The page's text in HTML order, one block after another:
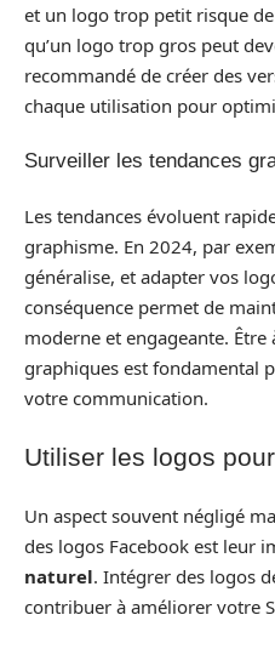
et un logo trop petit risque
qu’un logo trop gros peut
recommandé de créer des
chaque utilisation pour
Surveiller les tendances
Les tendances évoluent
graphisme. En 2024, par
généralise, et adapter vos
conséquence permet de
moderne et engageante. Être
graphiques est fondamental
votre communication.
Utiliser les logos
Un aspect souvent négligé
des logos Facebook est leur
naturel. Intégrer des logos
contribuer à améliorer votre